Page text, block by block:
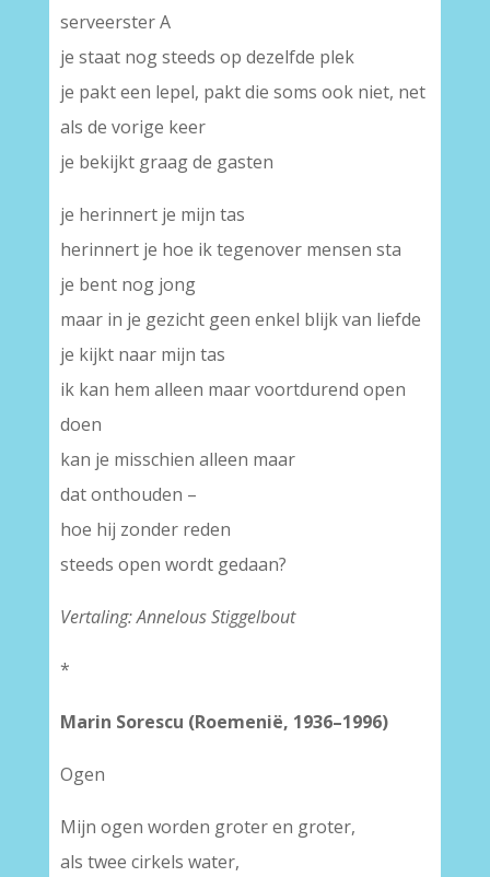
serveerster A
je staat nog steeds op dezelfde plek
je pakt een lepel, pakt die soms ook niet, net
als de vorige keer
je bekijkt graag de gasten
je herinnert je mijn tas
herinnert je hoe ik tegenover mensen sta
je bent nog jong
maar in je gezicht geen enkel blijk van liefde
je kijkt naar mijn tas
ik kan hem alleen maar voortdurend open
doen
kan je misschien alleen maar
dat onthouden –
hoe hij zonder reden
steeds open wordt gedaan?
Vertaling: Annelous Stiggelbout
*
Marin Sorescu (Roemenië, 1936–1996)
Ogen
Mijn ogen worden groter en groter,
als twee cirkels water,